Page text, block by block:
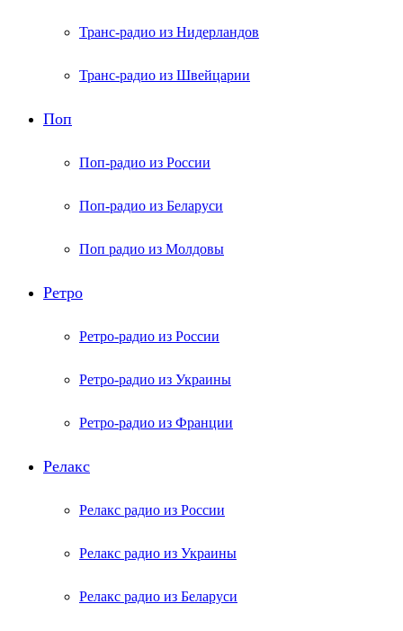
Транс-радио из Нидерландов
Транс-радио из Швейцарии
Поп
Поп-радио из России
Поп-радио из Беларуси
Поп радио из Молдовы
Ретро
Ретро-радио из России
Ретро-радио из Украины
Ретро-радио из Франции
Релакс
Релакс радио из России
Релакс радио из Украины
Релакс радио из Беларуси